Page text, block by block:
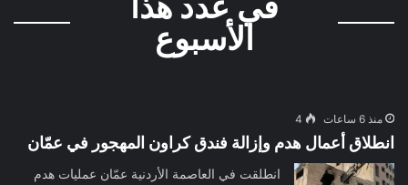
الأسبوع
منذ 6 ساعات 4
انطلاق أعمال هدم وإزالة فندق كراون المهجور في عمّان
انطلقت في العاصمة الأردنية عمّان عمليات هدم